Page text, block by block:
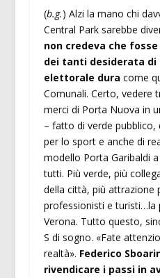
(b.g.) Alzi la mano chi
Central Park sarebbe
non credeva che
dei tanti desiderata di
elettorale dura come
Comunali. Certo, vedere
merci di Porta Nuova in
– fatto di verde pubblico,
per lo sport e anche di
modello Porta Garibaldi
tutti. Più verde, più
della città, più attrazione
professionisti e turisti…la
Verona. Tutto questo,
S di sogno. «Fate
realtà». Federico
rivendicare i passi in